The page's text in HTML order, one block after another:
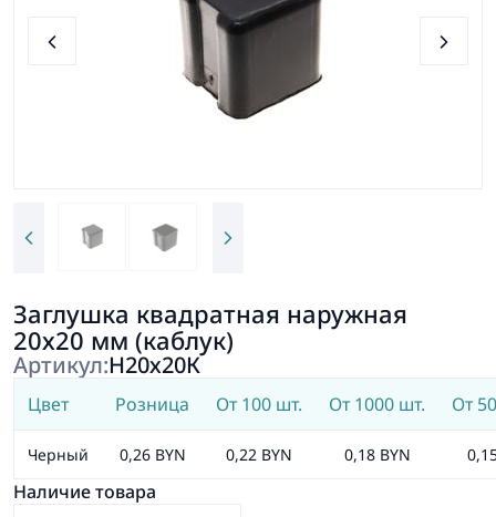
Заглушка квадратная наружная
20х20 мм (каблук)
Артикул:Н20х20К
Цвет Розница От 100 шт. От 1000 шт. От
Черный 0,26 BYN 0,22 BYN 0,18 BYN
Наличие товара